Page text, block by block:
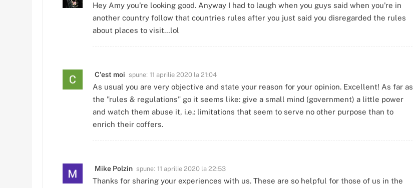
Hey Amy you're looking good. Anyway I had to laugh when you guys said when you're in
another country follow that countries rules after you just said you disregarded the rules
about places to visit…lol
C'est moi spune: 11 aprilie 2020 la 21:04
As usual you are very objective and state your reason for your opinion. Excellent! As far as
the "rules & regulations" go it seems like: give a small mind (government) a little power
and watch them abuse it, i.e.: limitations that seem to serve no other purpose than to
enrich their coffers.
Mike Polzin spune: 11 aprilie 2020 la 22:53
Thanks for sharing your experiences with us. These are so helpful for those of us in the